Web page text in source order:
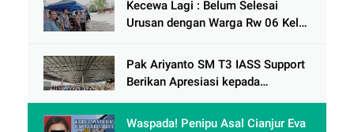
Kecewa Lagi : Belum Selesai
Urusan dengan Warga Rw 06 Kel
di Duga Berulah lagi dengan
Pak Ariyanto SM T3 IASS Support
Berikan Apresiasi kepada
Terminal 3
Waspada! Penipu Asal Cianjur Eva